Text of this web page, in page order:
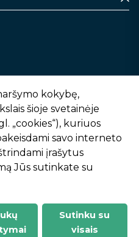
taisyklės
kokybę,
šioje svetainėje
„cookies“), kuriuos
savo interneto
įrašytus
Jūs sutinkate su
Sutinku su
visais